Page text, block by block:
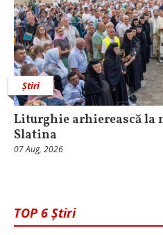
Știri
Liturghie arhierească la
Slatina
07 Aug, 2026
TOP 6 Știri